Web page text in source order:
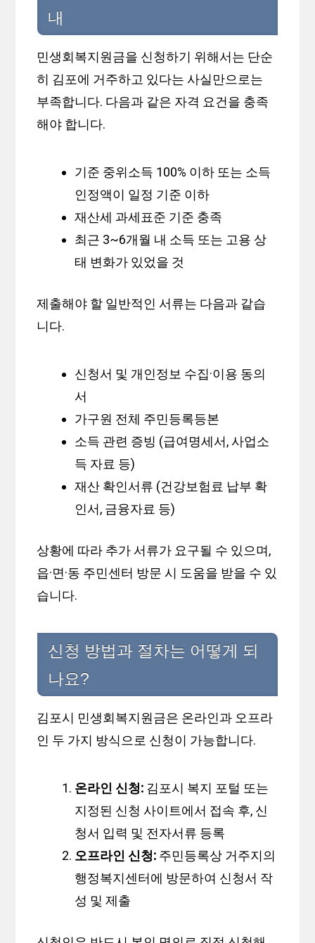
내
민생회복지원금을 신청하기 위해서는 단순
히 김포에 거주하고 있다는 사실만으로는
부족합니다. 다음과 같은 자격 요건을 충족
해야 합니다.
기준 중위소득 100% 이하 또는 소득
인정액이 일정 기준 이하
재산세 과세표준 기준 충족
최근 3~6개월 내 소득 또는 고용 상
태 변화가 있었을 것
제출해야 할 일반적인 서류는 다음과 같습
니다.
신청서 및 개인정보 수집·이용 동의
서
가구원 전체 주민등록등본
소득 관련 증빙 (급여명세서, 사업소
득 자료 등)
재산 확인서류 (건강보험료 납부 확
인서, 금융자료 등)
상황에 따라 추가 서류가 요구될 수 있으며,
읍·면·동 주민센터 방문 시 도움을 받을 수 있
습니다.
신청 방법과 절차는 어떻게 되
나요?
김포시 민생회복지원금은 온라인과 오프라
인 두 가지 방식으로 신청이 가능합니다.
온라인 신청: 김포시 복지 포털 또는
지정된 신청 사이트에서 접속 후, 신
청서 입력 및 전자서류 등록
오프라인 신청: 주민등록상 거주지의
행정복지센터에 방문하여 신청서 작
성 및 제출